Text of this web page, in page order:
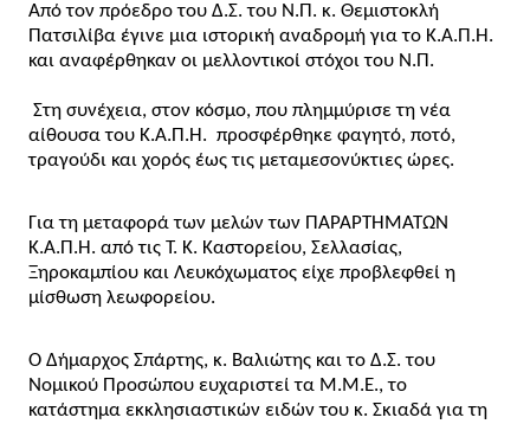
Από τον πρόεδρο του Δ.Σ. του Ν.Π. κ. Θεμιστοκλή
Πατσιλίβα έγινε μια ιστορική αναδρομή για το Κ.Α.Π.Η.
και αναφέρθηκαν οι μελλοντικοί στόχοι του Ν.Π.
αίθουσα του Κ.Α.Π.Η.  προσφέρθηκε φαγητό, ποτό,
τραγούδι και χορός έως τις μεταμεσονύκτιες ώρες.
Για τη μεταφορά των μελών των ΠΑΡΑΡΤΗΜΑΤΩΝ
Κ.Α.Π.Η. από τις Τ. Κ. Καστορείου, Σελλασίας,
Ξηροκαμπίου και Λευκόχωματος είχε προβλεφθεί η
μίσθωση λεωφορείου.
Ο Δήμαρχος Σπάρτης, κ. Βαλιώτης και το Δ.Σ. του
Νομικού Προσώπου ευχαριστεί τα Μ.Μ.Ε., το
κατάστημα εκκλησιαστικών ειδών του κ. Σκιαδά για τη